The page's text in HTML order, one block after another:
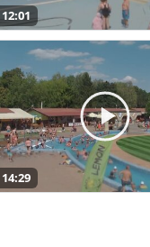
12:01
14:29